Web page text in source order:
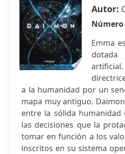
Autor:
Número
Emma
a la humanidad por un
mapa muy antiguo.
entre la sólida humanidad
las decisiones que la
tomar en función a los
inscritos en su sistema